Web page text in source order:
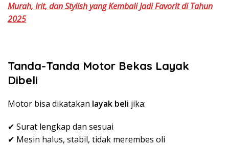
Murah, Irit, dan Stylish yang Kembali Jadi Favorit di Tahun
2025
Tanda-Tanda Motor Bekas Layak
Dibeli
Motor bisa dikatakan layak beli jika:
✔ Surat lengkap dan sesuai
✔ Mesin halus, stabil, tidak merembes oli